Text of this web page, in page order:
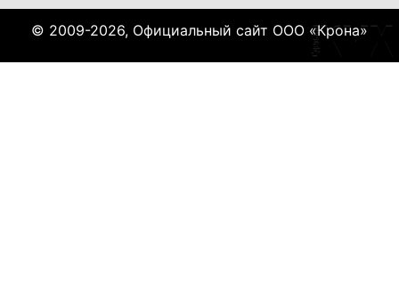
© 2009-2026, Официальный сайт ООО «Крона»